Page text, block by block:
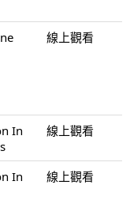
線上觀看
In
線上觀看
In
線上觀看